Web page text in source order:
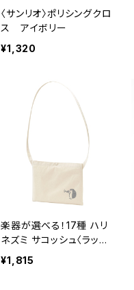
〈サンリオ〉ポリシングクロ
ス アイボリー
¥1,320
楽器が選べる！17種 ハリ
ネズミ サコッシュ〈ラッキ
ー・ハリー〉 ナチュラル
¥1,815